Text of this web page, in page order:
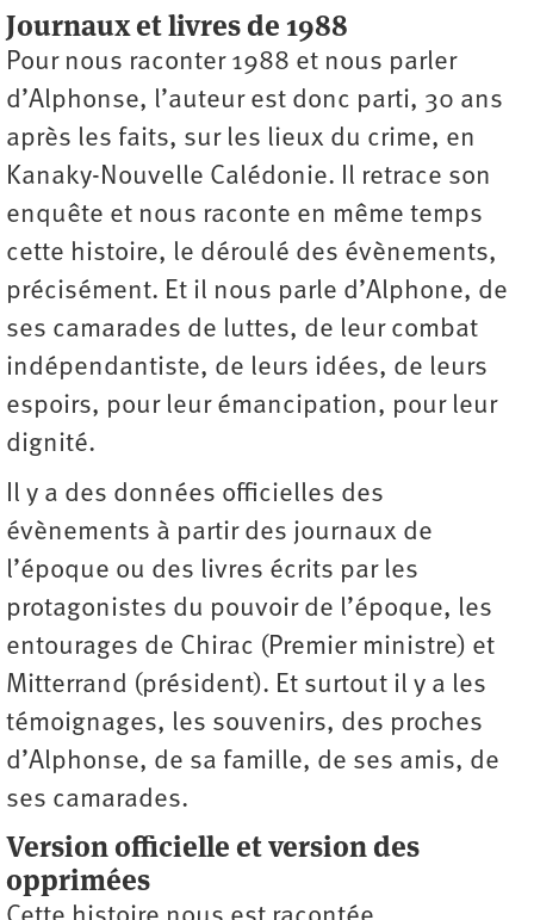
Journaux et livres de 1988
Pour nous raconter 1988 et nous parler
d’Alphonse, l’auteur est donc parti, 30 ans
après les faits, sur les lieux du crime, en
Kanaky-Nouvelle Calédonie. Il retrace son
enquête et nous raconte en même temps
cette histoire, le déroulé des évènements,
précisément. Et il nous parle d’Alphone, de
ses camarades de luttes, de leur combat
indépendantiste, de leurs idées, de leurs
espoirs, pour leur émancipation, pour leur
dignité.
Il y a des données officielles des
évènements à partir des journaux de
l’époque ou des livres écrits par les
protagonistes du pouvoir de l’époque, les
entourages de Chirac (Premier ministre) et
Mitterrand (président). Et surtout il y a les
témoignages, les souvenirs, des proches
d’Alphonse, de sa famille, de ses amis, de
ses camarades.
Version officielle et version des
opprimées